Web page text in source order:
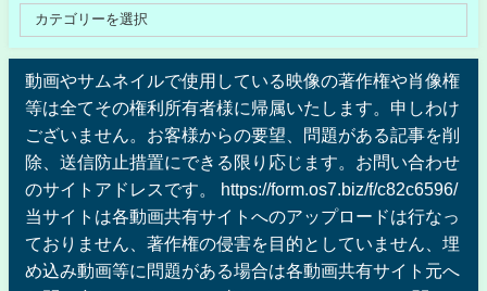
動画やサムネイルで使用している映像の著作権や肖像権
等は全てその権利所有者様に帰属いたします。申しわけ
ございません。お客様からの要望、問題がある記事を削
除、送信防止措置にできる限り応じます。お問い合わせ
のサイトアドレスです。 https://form.os7.biz/f/c82c6596/
当サイトは各動画共有サイトへのアップロードは行なっ
ておりません、著作権の侵害を目的としていません、埋
め込み動画等に問題がある場合は各動画共有サイト元へ